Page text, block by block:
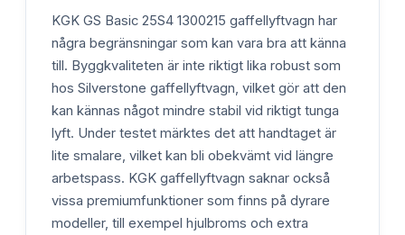
KGK GS Basic 25S4 1300215 gaffellyftvagn har
några begränsningar som kan vara bra att känna
till. Byggkvaliteten är inte riktigt lika robust som
hos Silverstone gaffellyftvagn, vilket gör att den
kan kännas något mindre stabil vid riktigt tunga
lyft. Under testet märktes det att handtaget är
lite smalare, vilket kan bli obekvämt vid längre
arbetspass. KGK gaffellyftvagn saknar också
vissa premiumfunktioner som finns på dyrare
modeller, till exempel hjulbroms och extra